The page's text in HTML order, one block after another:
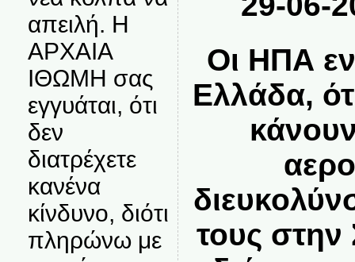
απειλή. Η
ΑΡΧΑΙΑ
ΙΘΩΜΗ σας
εγγυάται, ότι
δεν
διατρέχετε
κανένα
κίνδυνο, διότι
πληρώνω με
Οι ΗΠΑ
Ελλάδα,
τους στην